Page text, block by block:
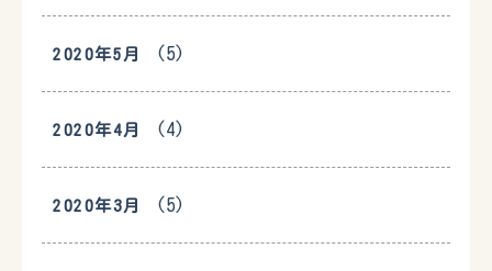
2020年5月 (5)
2020年4月 (4)
2020年3月 (5)